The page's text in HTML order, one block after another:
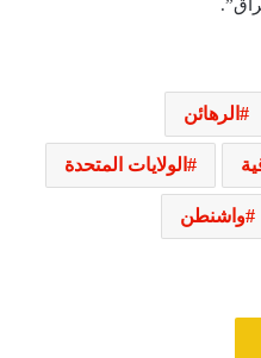
الرهائن
الولايات المتحدة
واشنطن
قانون دولي: يوم الأسير الفلسطيني
الضوء على حقوق الأسرى وفق
جنيف
يهاجم إعلاميين أمريكيين ويدعو